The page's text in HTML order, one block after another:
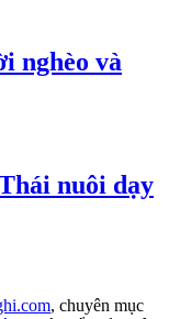
nghèo và
nuôi dạy
, chuyên mục